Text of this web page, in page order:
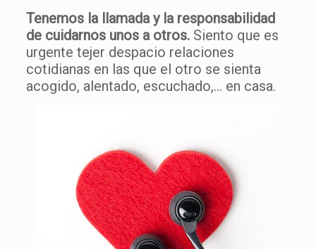
Tenemos la llamada y la responsabilidad
de cuidarnos unos a otros.Siento que es
urgente tejer despacio relaciones
cotidianas en las que el otro se sienta
acogido, alentado, escuchado,… en casa.